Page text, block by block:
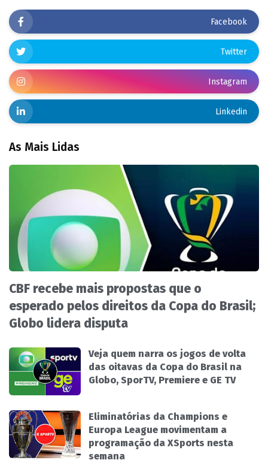
Facebook
Twitter
Instagram
Linkedin
As Mais Lidas
CBF recebe mais propostas que o
esperado pelos direitos da Copa do Brasil;
Globo lidera disputa
Veja quem narra os jogos de volta
das oitavas da Copa do Brasil na
Globo, SporTV, Premiere e GE TV
Eliminatórias da Champions e
Europa League movimentam a
programação da XSports nesta
semana